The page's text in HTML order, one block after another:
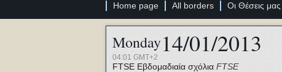
Home page All borders Οι Θέσεις μας
Monday14/01/2013
04:01 GMT+2
FTSE Εβδομαδιαία σχόλια FTSE